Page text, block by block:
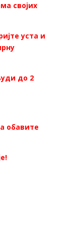
својих
уста и
до 2
обавите